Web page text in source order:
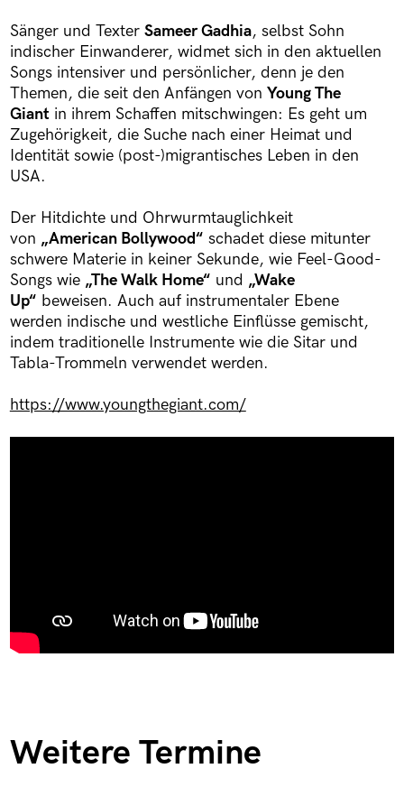
Sänger und Texter Sameer Gadhia, selbst Sohn
indischer Einwanderer, widmet sich in den aktuellen
Songs intensiver und persönlicher, denn je den
Themen, die seit den Anfängen von Young The
Giant in ihrem Schaffen mitschwingen: Es geht um
Zugehörigkeit, die Suche nach einer Heimat und
Identität sowie (post-)migrantisches Leben in den
USA.
Der Hitdichte und Ohrwurmtauglichkeit
von „American Bollywood“ schadet diese mitunter
schwere Materie in keiner Sekunde, wie Feel-Good-
Songs wie „The Walk Home“ und „Wake
Up“ beweisen. Auch auf instrumentaler Ebene
werden indische und westliche Einflüsse gemischt,
indem traditionelle Instrumente wie die Sitar und
Tabla-Trommeln verwendet werden.
https://www.youngthegiant.com/
Weitere Termine